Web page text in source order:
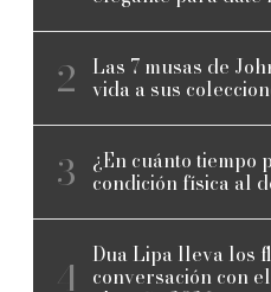
Las 7 musas de
vida a sus
¿En cuánto tiempo
condición física al
Dua Lipa lleva los
conversación con